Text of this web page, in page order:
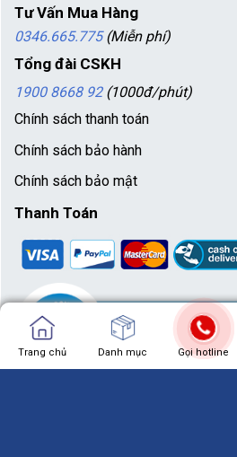
Tư Vấn Mua Hàng
0346.665.775 (Miễn phí)
Tổng đài CSKH
1900 8668 92 (1000đ/phút)
Chính sách thanh toán
Chính sách bảo hành
Chính sách bảo mật
Thanh Toán
Trang chủ Danh mục Gọi hotline
Trang chủ Showroom